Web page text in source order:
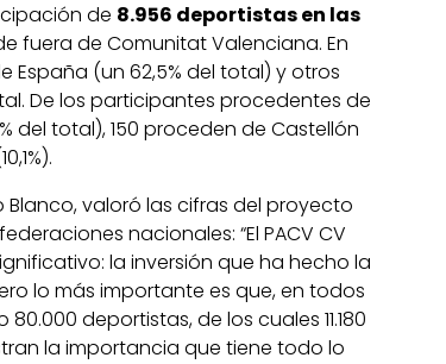
de 8.956 deportistas en las
fuera de Comunitat Valenciana. En
(un 62,5% del total) y otros
De los participantes procedentes de
del total), 150 proceden de Castellón
Blanco, valoró las cifras del proyecto
nacionales: “El PACV CV
la inversión que ha hecho la
lo más importante es que, en todos
deportistas, de los cuales 11.180
la importancia que tiene todo lo